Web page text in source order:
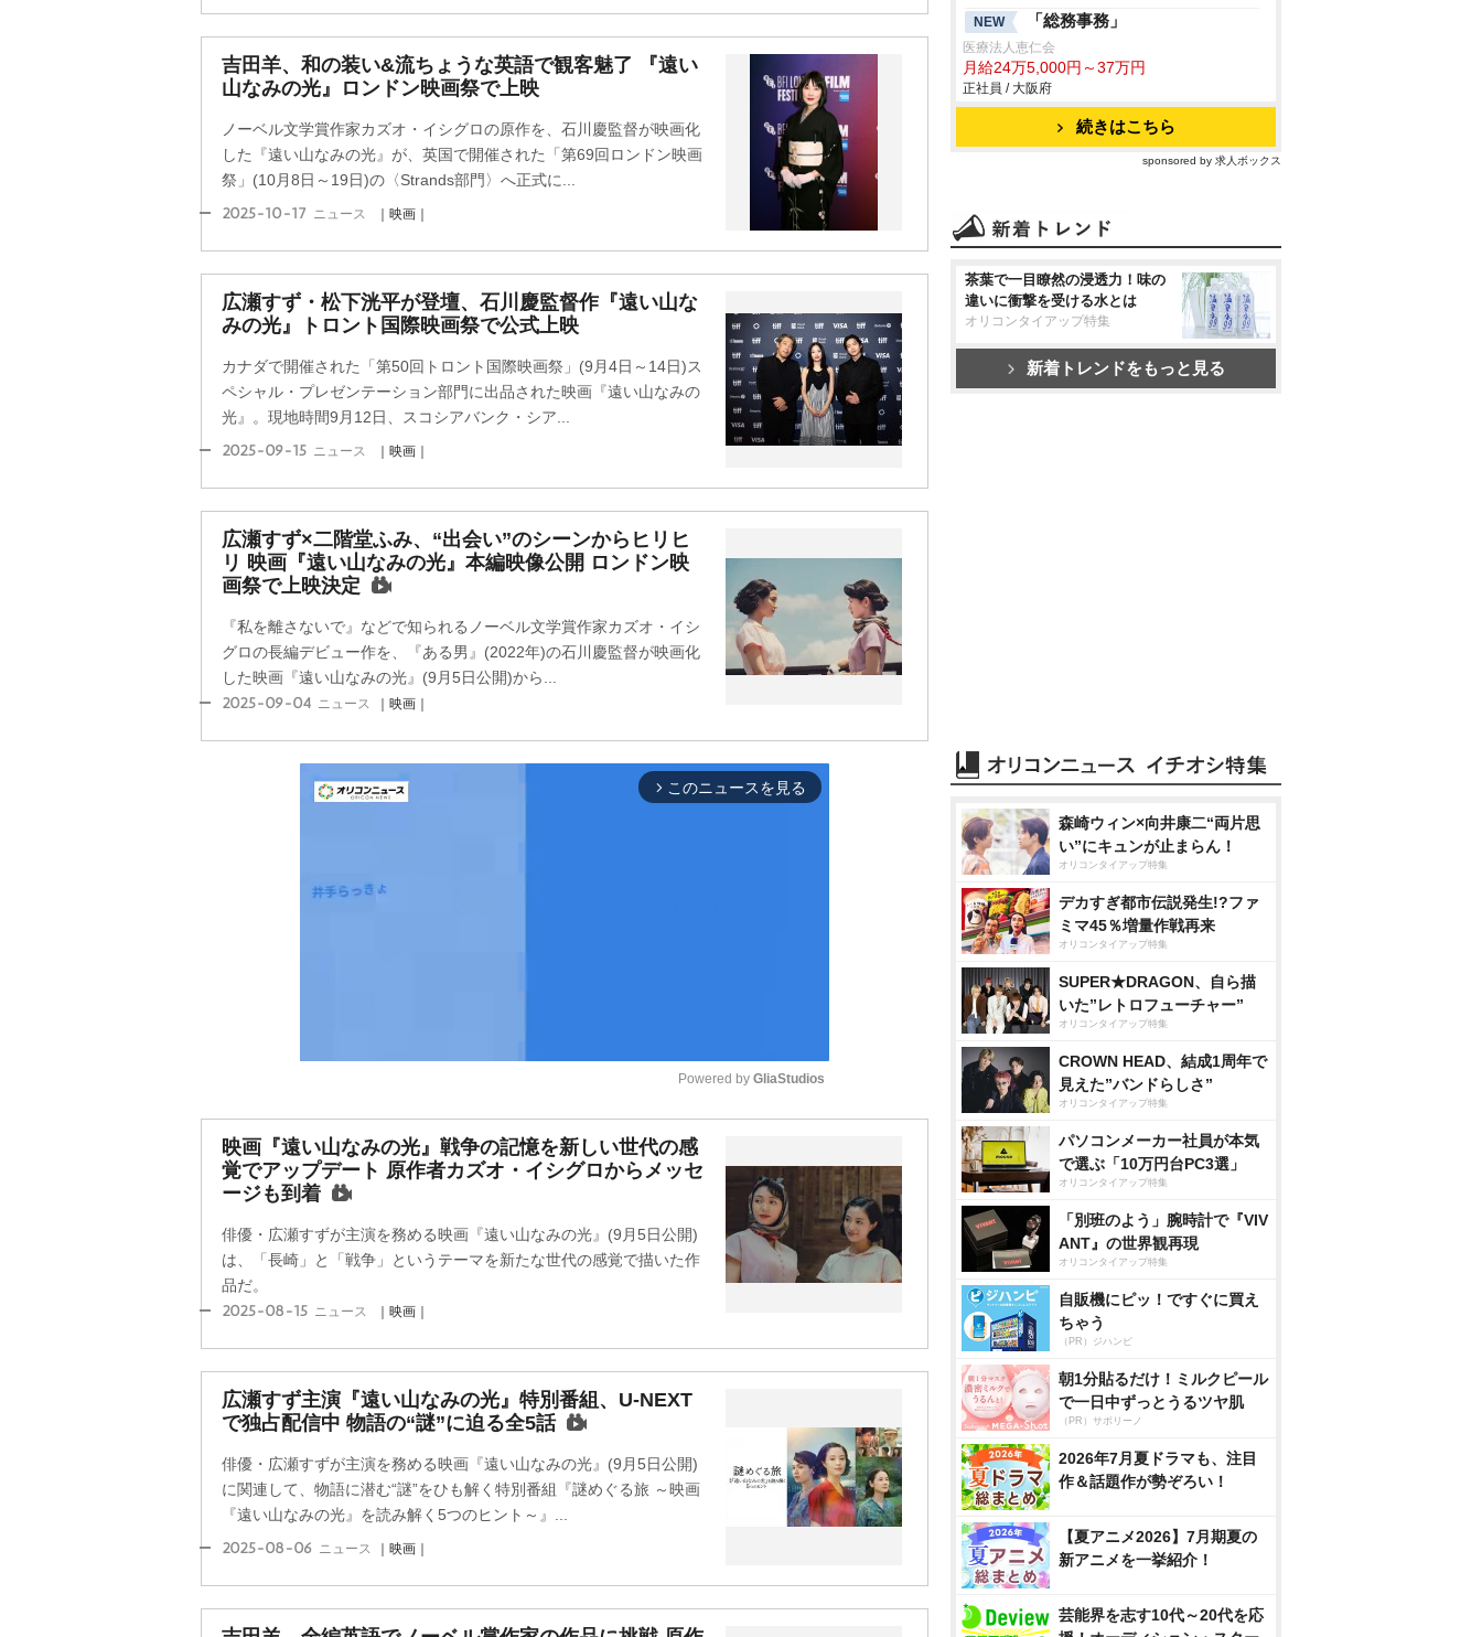
吉田羊、和の装い&流ちょうな英語で観客魅了 『遠い
山なみの光』ロンドン映画祭で上映
ノーベル文学賞作家カズオ・イシグロの原作を、石川慶監督が映画化
した『遠い山なみの光』が、英国で開催された「第69回ロンドン映画
祭」(10月8日～19日)の〈Strands部門〉へ正式に...
2025-10-17 ニュース ｜映画｜
広瀬すず・松下洸平が登壇、石川慶監督作『遠い山な
みの光』トロント国際映画祭で公式上映
カナダで開催された「第50回トロント国際映画祭」(9月4日～14日)ス
ペシャル・プレゼンテーション部門に出品された映画『遠い山なみの
光』。現地時間9月12日、スコシアバンク・シア...
2025-09-15 ニュース ｜映画｜
広瀬すず×二階堂ふみ、“出会い”のシーンからヒリヒ
リ 映画『遠い山なみの光』本編映像公開 ロンドン映
画祭で上映決定
『私を離さないで』などで知られるノーベル文学賞作家カズオ・イシ
グロの長編デビュー作を、『ある男』(2022年)の石川慶監督が映画化
した映画『遠い山なみの光』(9月5日公開)から...
2025-09-04 ニュース ｜映画｜
arrow_forward_ios このニュースを見る
u
e
Powered by GliaStudios
映画『遠い山なみの光』戦争の記憶を新しい世代の感
覚でアップデート 原作者カズオ・イシグロからメッセ
ージも到着
俳優・広瀬すずが主演を務める映画『遠い山なみの光』(9月5日公開)
は、「長崎」と「戦争」というテーマを新たな世代の感覚で描いた作
品だ。
2025-08-15 ニュース ｜映画｜
広瀬すず主演『遠い山なみの光』特別番組、U-NEXT
で独占配信中 物語の“謎”に迫る全5話
俳優・広瀬すずが主演を務める映画『遠い山なみの光』(9月5日公開)
に関連して、物語に潜む“謎”をひも解く特別番組『謎めぐる旅 ～映画
『遠い山なみの光』を読み解く5つのヒント～』...
2025-08-06 ニュース ｜映画｜
NEW
「総務事務」
医療法人恵仁会
月給24万5,000円～37万円
正社員 / 大阪府
続きはこちら
sponsored by 求人ボックス
茶葉で一目瞭然の浸透力！味の
違いに衝撃を受ける水とは
オリコンタイアップ特集
新着トレンドをもっと見る
森崎ウィン×向井康二“両片思
い”にキュンが止まらん！
オリコンタイアップ特集
デカすぎ都市伝説発生!?ファ
ミマ45％増量作戦再来
オリコンタイアップ特集
SUPER★DRAGON、自ら描
いた”レトロフューチャー”
オリコンタイアップ特集
CROWN HEAD、結成1周年で
見えた”バンドらしさ”
オリコンタイアップ特集
パソコンメーカー社員が本気
で選ぶ「10万円台PC3選」
オリコンタイアップ特集
「別班のよう」腕時計で『VIV
ANT』の世界観再現
オリコンタイアップ特集
自販機にピッ！ですぐに買え
ちゃう
（PR）ジハンピ
朝1分貼るだけ！ミルクピール
で一日中ずっとうるツヤ肌
（PR）サボリーノ
2026年7月夏ドラマも、注目
作＆話題作が勢ぞろい！
【夏アニメ2026】7月期夏の
新アニメを一挙紹介！
芸能界を志す10代～20代を応